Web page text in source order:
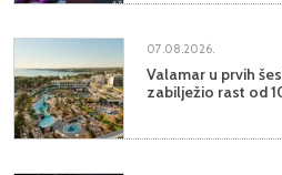
07.08.2026.
Valamar u prvih
zabilježio rast od